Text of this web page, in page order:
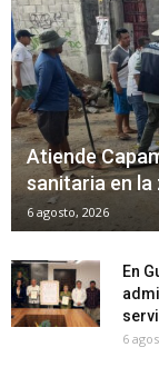
Atiende
sanitaria en la
6 agosto, 2026
En
6